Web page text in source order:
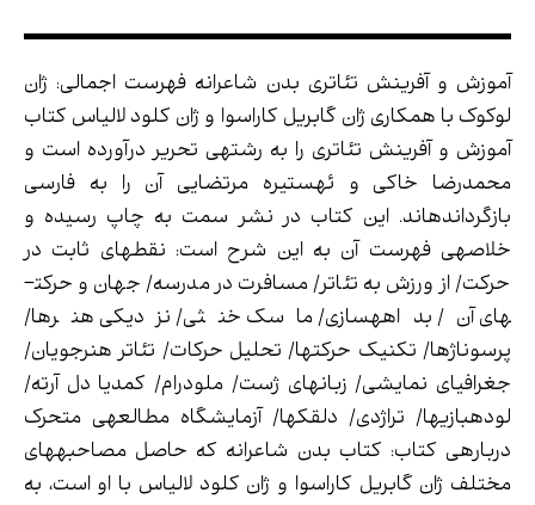
آموزش و آفرینش تئاتری بدن شاعرانه فهرست اجمالی: ژان
لوکوک با همکاری ژان گابریل کاراسوا و ژان کلود لالیاس کتاب
آموزش و آفرینش تئاتری را به ­رشته­ی تحریر درآورده است و
محمدرضا خاکی و ئه­ستیره مرتضایی آن را به فارسی
بازگردانده­اند. این کتاب در نشر سمت به چاپ رسیده و
خلاصه­ی فهرست آن به این شرح است: نقطه­ای ثابت در
حرکت/ از ورزش به تئاتر/ مسافرت در مدرسه/ جهان و حرکت­
های آن/ بداهه­سازی/ ماسک خنثی/ نزدیکی هنرها/
پرسوناژها/ تکنیک حرکت­ها/ تحلیل حرکات/ تئاتر هنرجویان/
جغرافیای نمایشی/ زبان­های ژست/ ملودرام/ کمدیا دل آرته/
لوده­بازی­ها/ تراژدی/ دلقک­ها/ آزمایشگاه مطالعه­ی متحرک
درباره­ی کتاب: کتاب بدن شاعرانه که حاصل مصاحبه­های
مختلف ژان گابریل کاراسوا و ژان کلود لالیاس با او است، به